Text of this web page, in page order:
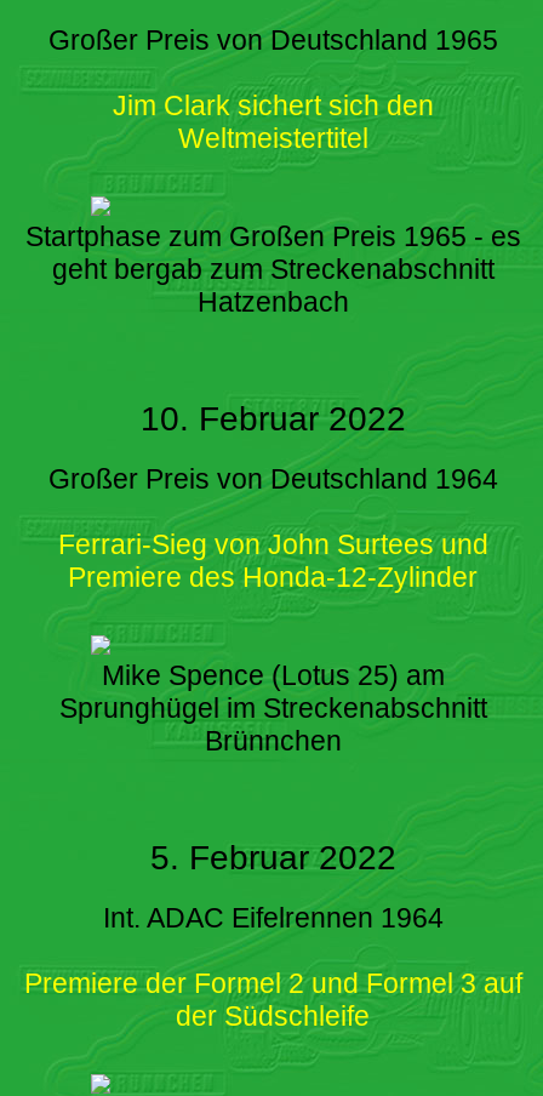
Großer Preis von Deutschland 1965
Jim Clark sichert sich den
Weltmeistertitel
Startphase zum Großen Preis 1965 - es
geht bergab zum Streckenabschnitt
Hatzenbach
10. Februar 2022
Großer Preis von Deutschland 1964
Ferrari-Sieg von John Surtees und
Premiere des Honda-12-Zylinder
Mike Spence (Lotus 25) am
Sprunghügel im Streckenabschnitt
Brünnchen
5. Februar 2022
Int. ADAC Eifelrennen 1964
Premiere der Formel 2 und Formel 3 auf
der Südschleife